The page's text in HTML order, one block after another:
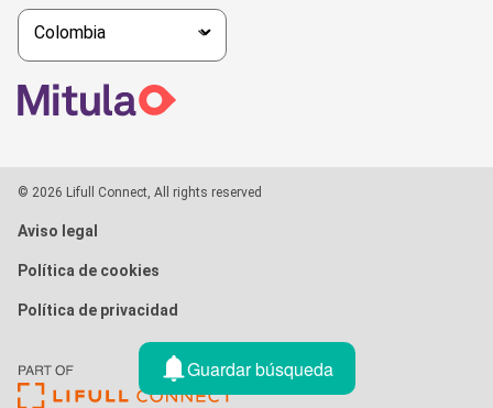
Guardar búsqueda
© 2026 Lifull Connect, All rights reserved
Aviso legal
Política de cookies
Política de privacidad